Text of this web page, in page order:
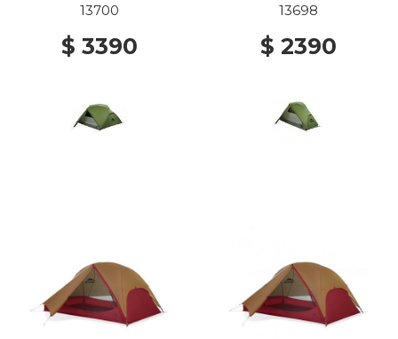
13700
$ 3390
13698
$ 2390